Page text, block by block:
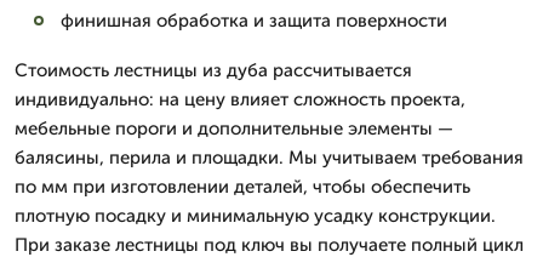
финишная обработка и защита поверхности
Стоимость лестницы из дуба рассчитывается
индивидуально: на цену влияет сложность проекта,
мебельные пороги и дополнительные элементы —
балясины, перила и площадки. Мы учитываем требования
по мм при изготовлении деталей, чтобы обеспечить
плотную посадку и минимальную усадку конструкции.
При заказе лестницы под ключ вы получаете полный цикл